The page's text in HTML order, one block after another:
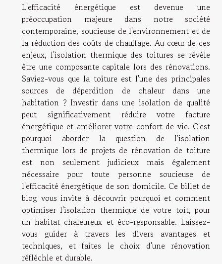
L'efficacité énergétique est devenue une
préoccupation majeure dans notre société
contemporaine, soucieuse de l'environnement et de
la réduction des coûts de chauffage. Au cœur de ces
enjeux, l'isolation thermique des toitures se révèle
être une composante capitale lors des rénovations.
Saviez-vous que la toiture est l'une des principales
sources de déperdition de chaleur dans une
habitation ? Investir dans une isolation de qualité
peut significativement réduire votre facture
énergétique et améliorer votre confort de vie. C'est
pourquoi aborder la question de l'isolation
thermique lors de projets de rénovation de toiture
est non seulement judicieux mais également
nécessaire pour toute personne soucieuse de
l'efficacité énergétique de son domicile. Ce billet de
blog vous invite à découvrir pourquoi et comment
optimiser l'isolation thermique de votre toit, pour
un habitat chaleureux et éco-responsable. Laissez-
vous guider à travers les divers avantages et
techniques, et faites le choix d'une rénovation
réfléchie et durable.